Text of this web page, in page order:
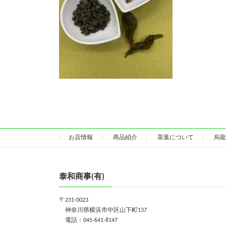
お店情報 商品紹介 茶葉について 烏
泰和商事(有)
〒231-0023
神奈川県横浜市中区山下町137
電話：045-641-8147